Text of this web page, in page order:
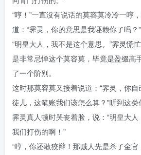
“哼！”一直沒有说话的莫容莫冷冷一哼
道：“霁灵，你的意思是我诬赖你了吗？”
“明皇大人，我不是这个意思。”霁灵慌
是非常忌惮这个莫容莫，毕竟是盈缀高
了一个阶别。
这时那莫容莫又接着说道：“霁灵，你
徒儿，这笔账我们该怎么算？”听到这类
霁灵真人顿时哭丧着脸，说：“明皇大
我们打伤的啊！”
“哼，你还敢狡辩！那贼人先是杀了金官